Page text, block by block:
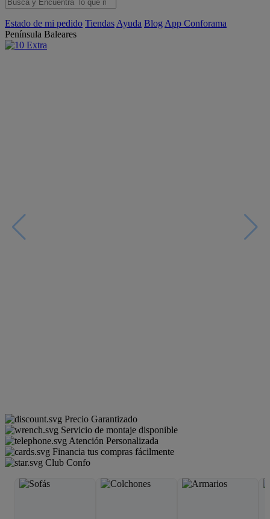
Estado de mi pedido Tiendas Ayuda Blog App Conforama
Península Baleares
Precio Garantizado
Servicio de montaje disponible
Atención Personalizada
Financia tus compras fácilmente
Club Confo